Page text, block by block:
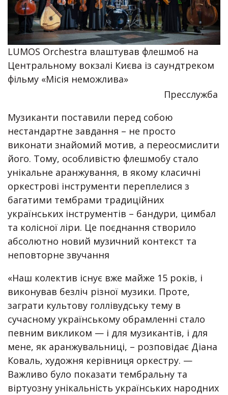
LUMOS Orchestra влаштував флешмоб на
Центральному вокзалі Києва із саундтреком
фільму «Місія неможлива»
Пресслужба
Музиканти поставили перед собою
нестандартне завдання – не просто
виконати знайомий мотив, а переосмислити
його. Тому, особливістю флешмобу стало
унікальне аранжування, в якому класичні
оркестрові інструменти переплелися з
багатими тембрами традиційних
українських інструментів – бандури, цимбал
та колісної ліри. Це поєднання створило
абсолютно новий музичний контекст та
неповторне звучання
«Наш колектив існує вже майже 15 років, і
виконував безліч різної музики. Проте,
заграти культову голлівудську тему в
сучасному українському обрамленні стало
певним викликом — і для музикантів, і для
мене, як аранжувальниці, – розповідає Діана
Коваль, художня керівниця оркестру. —
Важливо було показати тембральну та
віртуозну унікальність українських народних